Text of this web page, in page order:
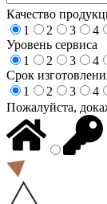
Качество
1
2 3 4
Уровень сервиса
1
2 3 4
Срок
1
2 3 4
Пожалуйста,